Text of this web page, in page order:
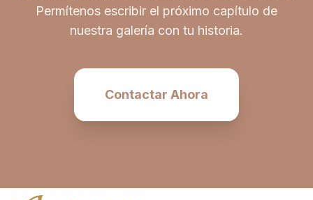
Permítenos escribir el próximo capítulo de
nuestra galería con tu historia.
Contactar Ahora